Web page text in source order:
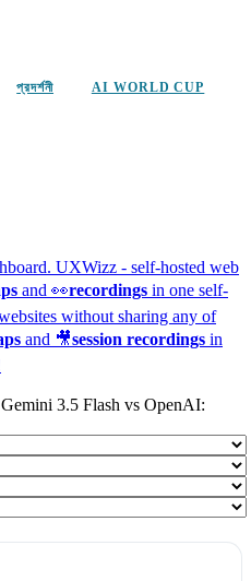
প্রদর্শনী AI WORLD CUP
UXWizz - self-hosted web
and 👀recordings in one self-
without sharing any of
and 🎥session recordings in
3.5 Flash vs OpenAI: